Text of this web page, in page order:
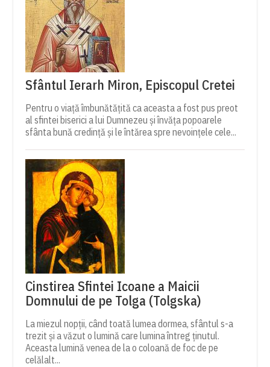
Sfântul Ierarh Miron, Episcopul Cretei
Pentru o viață îmbunătățită ca aceasta a fost pus preot
al sfintei biserici a lui Dumnezeu și învăța popoarele
sfânta bună credință și le întărea spre nevoințele cele...
Cinstirea Sfintei Icoane a Maicii
Domnului de pe Tolga (Tolgska)
La miezul nopții, când toată lumea dormea, sfântul s-a
trezit și a văzut o lumină care lumina întreg ținutul.
Aceasta lumină venea de la o coloană de foc de pe
celălalt...